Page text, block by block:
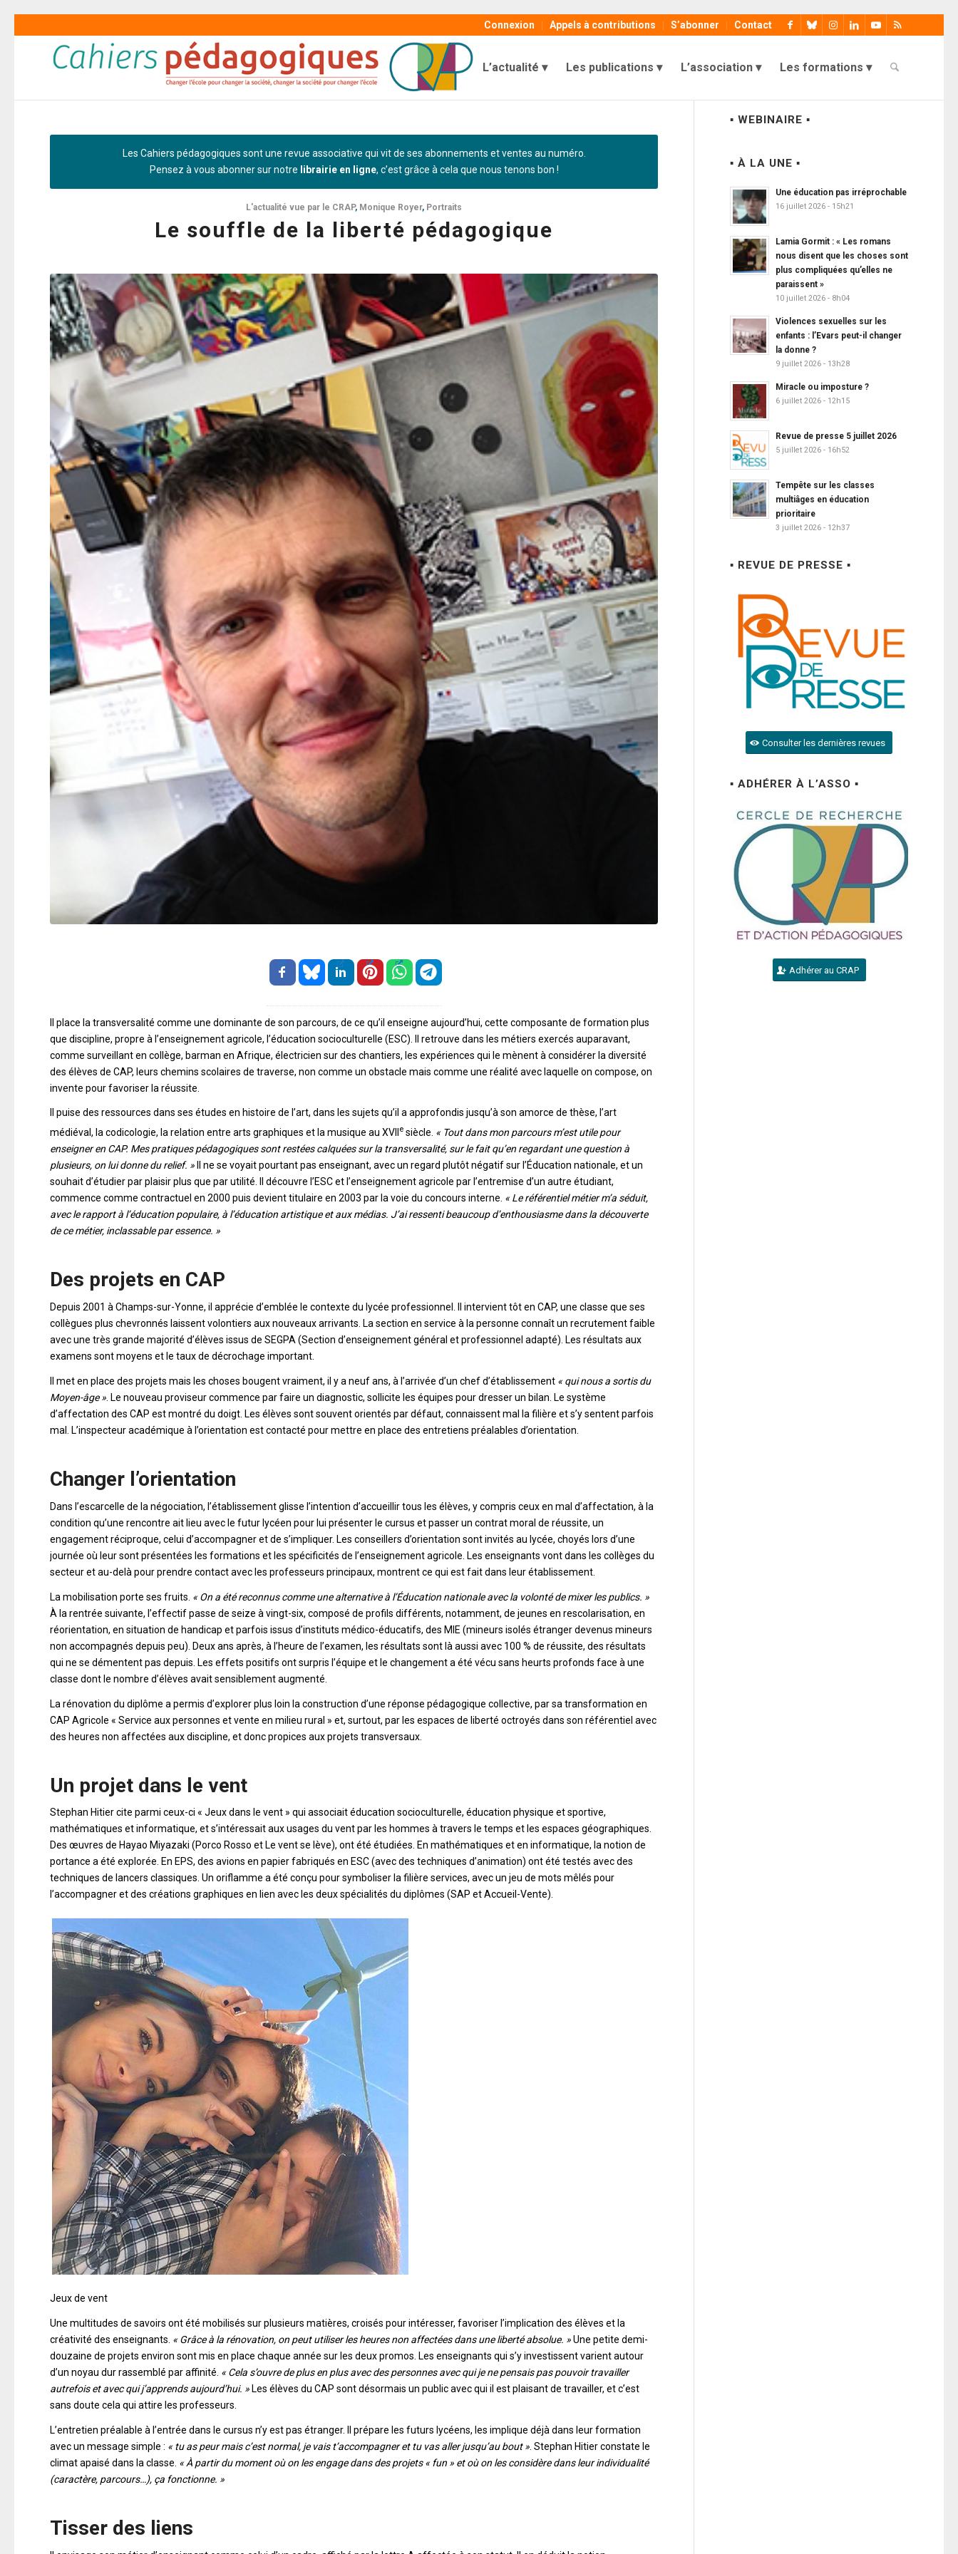
Connexion Appels à contributions S’abonner Contact
L’actualité Les publications L’association Les formations
Les Cahiers pédagogiques sont une revue associative qui vit de ses abonnements et ventes au numéro.
Pensez à vous abonner sur notre librairie en ligne, c’est grâce à cela que nous tenons bon !
L'actualité vue par le CRAP, Monique Royer, Portraits
Le souffle de la liberté pédagogique
Il place la transversalité comme une dominante de son parcours, de ce qu’il enseigne aujourd’hui, cette composante de formation plus
que discipline, propre à l’enseignement agricole, l’éducation socioculturelle (ESC). Il retrouve dans les métiers exercés auparavant,
comme surveillant en collège, barman en Afrique, électricien sur des chantiers, les expériences qui le mènent à considérer la diversité
des élèves de CAP, leurs chemins scolaires de traverse, non comme un obstacle mais comme une réalité avec laquelle on compose, on
invente pour favoriser la réussite.
Il puise des ressources dans ses études en histoire de l’art, dans les sujets qu’il a approfondis jusqu’à son amorce de thèse, l’art
médiéval, la codicologie, la relation entre arts graphiques et la musique au XVII e siècle. « Tout dans mon parcours m’est utile pour
enseigner en CAP. Mes pratiques pédagogiques sont restées calquées sur la transversalité, sur le fait qu’en regardant une question à
plusieurs, on lui donne du relief. » Il ne se voyait pourtant pas enseignant, avec un regard plutôt négatif sur l’Éducation nationale, et un
souhait d’étudier par plaisir plus que par utilité. Il découvre l’ESC et l’enseignement agricole par l’entremise d’un autre étudiant,
commence comme contractuel en 2000 puis devient titulaire en 2003 par la voie du concours interne. « Le référentiel métier m’a séduit,
avec le rapport à l’éducation populaire, à l’éducation artistique et aux médias. J’ai ressenti beaucoup d’enthousiasme dans la découverte
de ce métier, inclassable par essence. »
Des projets en CAP
Depuis 2001 à Champs-sur-Yonne, il apprécie d’emblée le contexte du lycée professionnel. Il intervient tôt en CAP, une classe que ses
collègues plus chevronnés laissent volontiers aux nouveaux arrivants. La section en service à la personne connaît un recrutement faible
avec une très grande majorité d’élèves issus de SEGPA (Section d’enseignement général et professionnel adapté). Les résultats aux
examens sont moyens et le taux de décrochage important.
Il met en place des projets mais les choses bougent vraiment, il y a neuf ans, à l’arrivée d’un chef d’établissement « qui nous a sortis du
Moyen-âge » . Le nouveau proviseur commence par faire un diagnostic, sollicite les équipes pour dresser un bilan. Le système
d’affectation des CAP est montré du doigt. Les élèves sont souvent orientés par défaut, connaissent mal la filière et s’y sentent parfois
mal. L’inspecteur académique à l’orientation est contacté pour mettre en place des entretiens préalables d’orientation.
Changer l’orientation
Dans l’escarcelle de la négociation, l’établissement glisse l’intention d’accueillir tous les élèves, y compris ceux en mal d’affectation, à la
condition qu’une rencontre ait lieu avec le futur lycéen pour lui présenter le cursus et passer un contrat moral de réussite, un
engagement réciproque, celui d’accompagner et de s’impliquer. Les conseillers d’orientation sont invités au lycée, choyés lors d’une
journée où leur sont présentées les formations et les spécificités de l’enseignement agricole. Les enseignants vont dans les collèges du
secteur et au-delà pour prendre contact avec les professeurs principaux, montrent ce qui est fait dans leur établissement.
La mobilisation porte ses fruits. « On a été reconnus comme une alternative à l’Éducation nationale avec la volonté de mixer les publics. »
À la rentrée suivante, l’effectif passe de seize à vingt-six, composé de profils différents, notamment, de jeunes en rescolarisation, en
réorientation, en situation de handicap et parfois issus d’instituts médico-éducatifs, des MIE (mineurs isolés étranger devenus mineurs
non accompagnés depuis peu). Deux ans après, à l’heure de l’examen, les résultats sont là aussi avec 100 % de réussite, des résultats
qui ne se démentent pas depuis. Les effets positifs ont surpris l’équipe et le changement a été vécu sans heurts profonds face à une
classe dont le nombre d’élèves avait sensiblement augmenté.
La rénovation du diplôme a permis d’explorer plus loin la construction d’une réponse pédagogique collective, par sa transformation en
CAP Agricole « Service aux personnes et vente en milieu rural » et, surtout, par les espaces de liberté octroyés dans son référentiel avec
des heures non affectées aux discipline, et donc propices aux projets transversaux.
Un projet dans le vent
Stephan Hitier cite parmi ceux-ci « Jeux dans le vent » qui associait éducation socioculturelle, éducation physique et sportive,
mathématiques et informatique, et s’intéressait aux usages du vent par les hommes à travers le temps et les espaces géographiques.
Des œuvres de Hayao Miyazaki (Porco Rosso et Le vent se lève), ont été étudiées. En mathématiques et en informatique, la notion de
portance a été explorée. En EPS, des avions en papier fabriqués en ESC (avec des techniques d’animation) ont été testés avec des
techniques de lancers classiques. Un oriflamme a été conçu pour symboliser la filière services, avec un jeu de mots mêlés pour
l’accompagner et des créations graphiques en lien avec les deux spécialités du diplômes (SAP et Accueil-Vente).
Jeux de vent
Une multitudes de savoirs ont été mobilisés sur plusieurs matières, croisés pour intéresser, favoriser l’implication des élèves et la
créativité des enseignants. « Grâce à la rénovation, on peut utiliser les heures non affectées dans une liberté absolue. »Une petite demi-
douzaine de projets environ sont mis en place chaque année sur les deux promos. Les enseignants qui s’y investissent varient autour
d’un noyau dur rassemblé par affinité. « Cela s’ouvre de plus en plus avec des personnes avec qui je ne pensais pas pouvoir travailler
autrefois et avec qui j’apprends aujourd’hui. » Les élèves du CAP sont désormais un public avec qui il est plaisant de travailler, et c’est
sans doute cela qui attire les professeurs.
L’entretien préalable à l’entrée dans le cursus n’y est pas étranger. Il prépare les futurs lycéens, les implique déjà dans leur formation
avec un message simple : « tu as peur mais c’est normal, je vais t’accompagner et tu vas aller jusqu’au bout » . Stephan Hitier constate le
climat apaisé dans la classe. « À partir du moment où on les engage dans des projets « fun » et où on les considère dans leur individualité
(caractère, parcours…), ça fonctionne. »
Tisser des liens
▪ WEBINAIRE ▪
▪ À LA UNE ▪
Une éducation pas irréprochable
16 juillet 2026 - 15h21
Lamia Gormit : « Les romans
nous disent que les choses sont
plus compliquées qu’elles ne
paraissent »
10 juillet 2026 - 8h04
Violences sexuelles sur les
enfants : l’Evars peut-il changer
la donne ?
9 juillet 2026 - 13h28
Miracle ou imposture ?
6 juillet 2026 - 12h15
Revue de presse 5 juillet 2026
5 juillet 2026 - 16h52
Tempête sur les classes
multiâges en éducation
prioritaire
3 juillet 2026 - 12h37
▪ REVUE DE PRESSE ▪
Consulter les dernières revues
▪ ADHÉRER À L’ASSO ▪
Adhérer au CRAP